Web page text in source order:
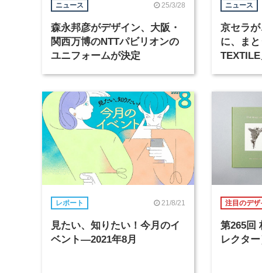
ニュース 25/3/28
森永邦彦がデザイン、大阪・
関西万博のNTTパビリオンの
ユニフォームが決定
ニュース
京セラ
に、ま
レポート 21/8/21
見たい、知りたい！今月のイ
ベント―2021年8月
注目のデザ
第265回
レクタ